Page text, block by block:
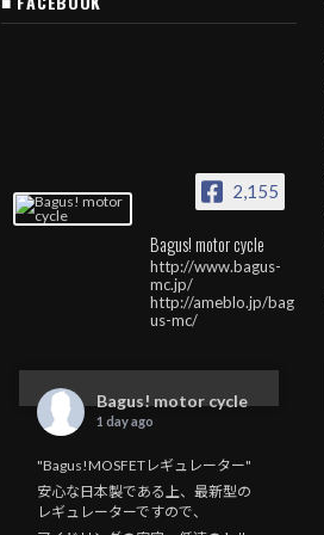
2,155
Bagus! motor cycle
http://www.bagus-
mc.jp/
http://ameblo.jp/bag
us-mc/
Bagus! motor cycle
1 day ago
"Bagus!MOSFETレギュレーター"
安心な日本製である上、最新型の
レギュレーターですので、